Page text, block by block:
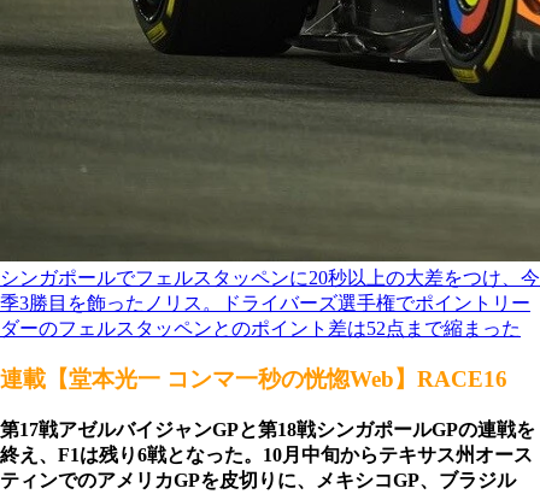
シンガポールでフェルスタッペンに20秒以上の大差をつけ、今
季3勝目を飾ったノリス。ドライバーズ選手権でポイントリー
ダーのフェルスタッペンとのポイント差は52点まで縮まった
連載【堂本光一 コンマ一秒の恍惚Web】RACE16
第17戦アゼルバイジャンGPと第18戦シンガポールGPの連戦を
終え、F1は残り6戦となった。10月中旬からテキサス州オース
ティンでのアメリカGPを皮切りに、メキシコGP、ブラジル